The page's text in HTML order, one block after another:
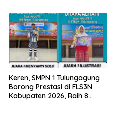
Keren, SMPN 1 Tulungagung
Borong Prestasi di FLS3N
Kabupaten 2026, Raih 8